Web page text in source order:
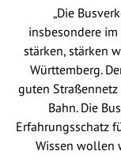
„Die
insbesondere
stärken, stärken
Württemberg.
guten
Bahn. Die
Erfahrungsschatz
Wissen wollen